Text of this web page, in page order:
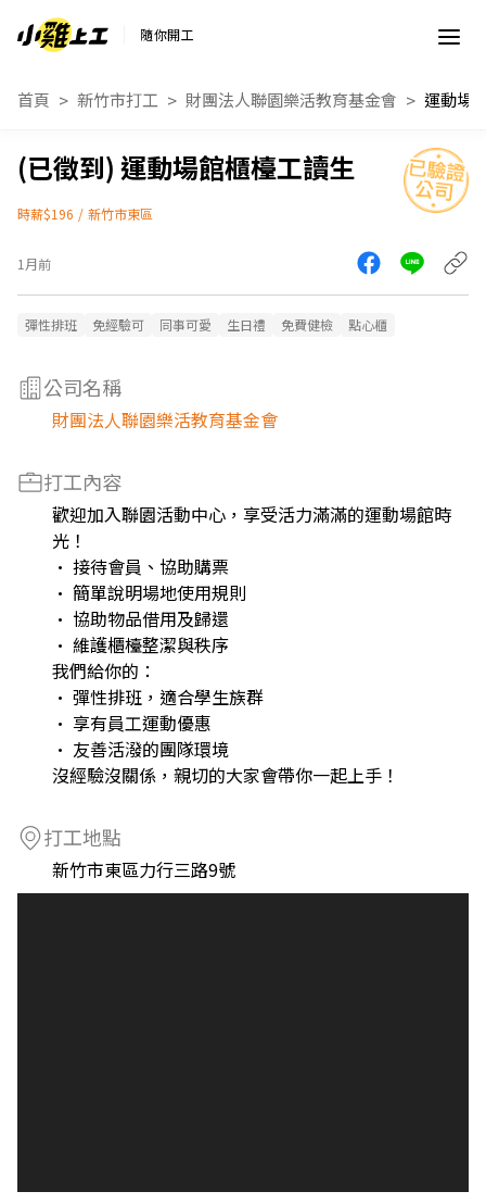
隨你開工
首頁 新竹市打工 財團法人聯園樂活教育基金會 運動場
運動場館櫃檯工讀生
時薪$196 / 新竹市東區
1月前
彈性排班 免經驗可 同事可愛 生日禮 免費健檢 點心櫃
公司名稱
財團法人聯園樂活教育基金會
打工內容
歡迎加入聯園活動中心，享受活力滿滿的運動場館時
光！
• 接待會員、協助購票
• 簡單說明場地使用規則
• 協助物品借用及歸還
• 維護櫃檯整潔與秩序
我們給你的：
• 彈性排班，適合學生族群
• 享有員工運動優惠
• 友善活潑的團隊環境
沒經驗沒關係，親切的大家會帶你一起上手！
打工地點
新竹市東區力行三路9號